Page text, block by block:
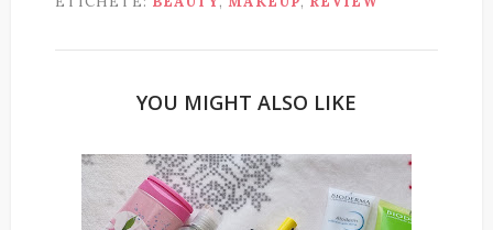
YOU MIGHT ALSO LIKE